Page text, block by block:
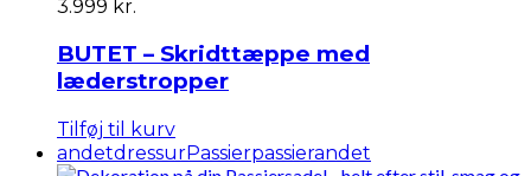
3.999 kr.
BUTET – Skridttæppe med
læderstropper
Tilføj til kurv
andetdressurPassierpassierandet